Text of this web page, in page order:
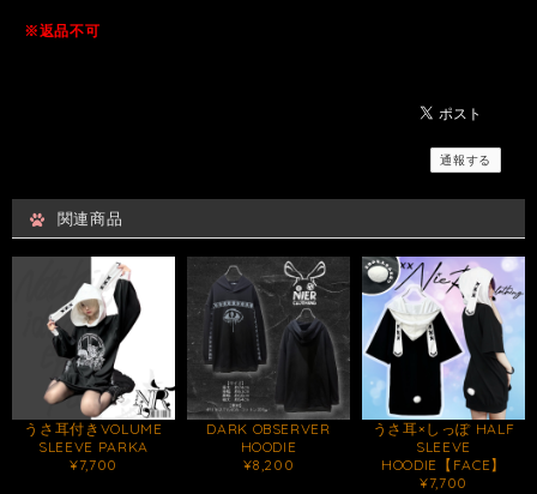
※返品不可
通報する
関連商品
うさ耳付きVOLUME
SLEEVE PARKA
¥7,700
DARK OBSERVER
HOODIE
¥8,200
うさ耳×しっぽ HALF
SLEEVE
HOODIE【FACE】
¥7,700